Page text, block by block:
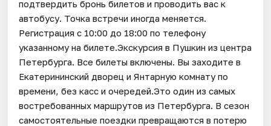
подтвердить бронь билетов и проводить вас к
автобусу. Точка встречи иногда меняется.
Регистрация с 10:00 до 18:00 по телефону
указанному на билете.Экскурсия в Пушкин из центра
Петербурга. Все билеты включены. Вы заходите в
Екатерининский дворец и Янтарную комнату по
времени, без касс и очередей.Это один из самых
востребованных маршрутов из Петербурга. В сезон
самостоятельные поездки превращаются в потерю